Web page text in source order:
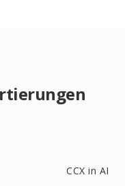
CCX in AI